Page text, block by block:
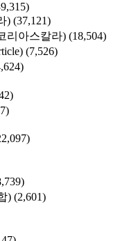
) (37,121)
리아스칼라) (18,504)
(7,526)
) (2,601)